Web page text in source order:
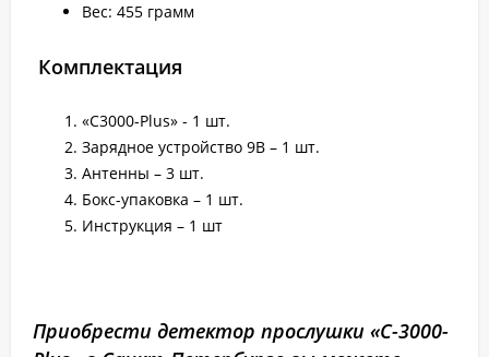
Вес: 455 грамм
Комплектация
«C3000-Plus» - 1 шт.
Зарядное устройство 9В – 1 шт.
Антенны – 3 шт.
Бокс-упаковка – 1 шт.
Инструкция – 1 шт
Приобрести детектор прослушки «C-3000-